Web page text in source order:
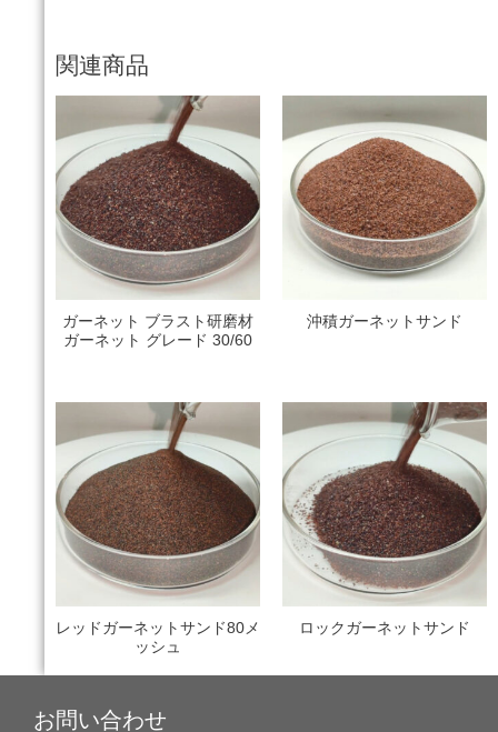
関連商品
ガーネット ブラスト研磨材
ガーネット グレード 30/60
沖積ガーネットサンド
レッドガーネットサンド80メ
ッシュ
ロックガーネットサンド
お問い合わせ